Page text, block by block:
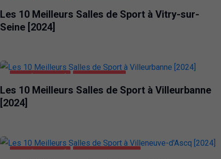
Les 10 Meilleurs Salles de Sport à Vitry-sur-
Seine [2024]
Les 10 Meilleurs Salles de Sport à Villeurbanne
[2024]